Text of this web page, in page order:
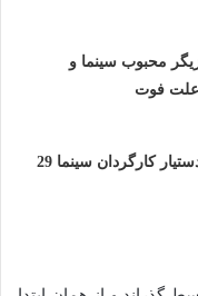
محبوب سینما و
درگذشت رضا امینیان دستیار کارگردان سینما 29